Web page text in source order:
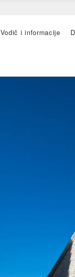
Vodič i informacije